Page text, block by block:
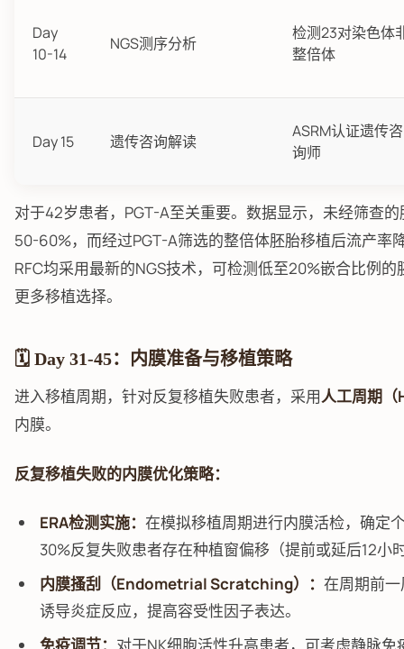
Day
10-14
NGS测序分析
检测23对染色体
整倍体
Day 15 遗传咨询解读
ASRM认证遗传咨
询师
对于42岁患者，PGT-A至关重要。数据显示，未经筛查
50-60%，而经过PGT-A筛选的整倍体胚胎移植后流产率
RFC均采用最新的NGS技术，可检测低至20%嵌合比例
更多移植选择。
🗓️ Day 31-45：内膜准备与移植策略
进入移植周期，针对反复移植失败患者，采用人工周期（
内膜。
反复移植失败的内膜优化策略：
ERA检测实施： 在模拟移植周期进行内膜活检，确定
30%反复失败患者存在种植窗偏移（提前或延后12小
内膜搔刮（Endometrial Scratching）： 在周期前
诱导炎症反应，提高容受性因子表达。